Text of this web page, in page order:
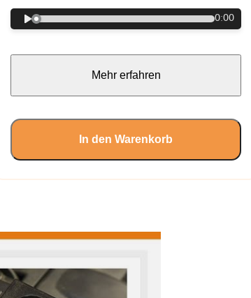
0:00
Mehr erfahren
In den Warenkorb